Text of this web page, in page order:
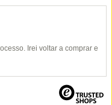
Irei voltar a comprar e